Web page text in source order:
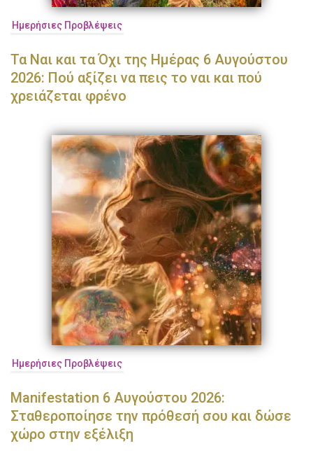
Ημερήσιες Προβλέψεις
Τα Ναι και τα Όχι της Ημέρας 6 Αυγούστου
2026: Πού αξίζει να πεις το ναι και πού
χρειάζεται φρένο
Ημερήσιες Προβλέψεις
Manifestation 6 Αυγούστου 2026:
Σταθεροποίησε την πρόθεσή σου και δώσε
χώρο στην εξέλιξη